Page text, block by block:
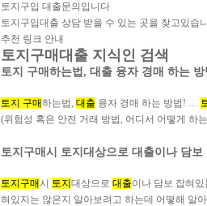
토지구입 대출문의입니다
토지구입대출 상담 받을 수 있는 곳을 찾고있습
추천 링크 안내
토지구매대출 지식인 검색
토지 구매하는법, 대출 융자 경매 하는 방
토지 구매하는법, 대출 융자 경매 하는 방법! …
(위험성 혹은 안전 거래 방법, 어디서 어떻게 하
토지구매시 토지대상으로 대출이나 담
토지구매시 토지 대상으로 대출이나 담보 잡혀
혀있지는 않은지 알아보려고 하는데 어떻해 알